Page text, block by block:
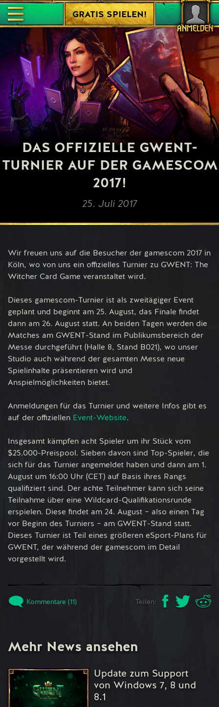
ANMELDEN
GRATIS SPIELEN!
DAS OFFIZIELLE GWENT-
TURNIER AUF DER GAMESCOM
2017!
25. Juli 2017
Wir freuen uns auf die Besucher der gamescom 2017 in
Köln, wo von uns ein offizielles Turnier zu GWENT: The
Witcher Card Game veranstaltet wird.
Dieses gamescom-Turnier ist als zweitägiger Event
geplant und beginnt am 25. August, das Finale findet
dann am 26. August statt. An beiden Tagen werden die
Matches am GWENT-Stand im Publikumsbereich der
Messe durchgeführt (Halle 8, Stand B021), wo unser
Studio auch während der gesamten Messe neue
Spielinhalte präsentieren wird und
Anspielmöglichkeiten bietet.
Anmeldungen für das Turnier und weitere Infos gibt es
auf der offiziellen Event-Website.
Insgesamt kämpfen acht Spieler um ihr Stück vom
$25.000-Preispool. Sieben davon sind Top-Spieler, die
sich für das Turnier angemeldet haben und dann am 1.
August um 16:00 Uhr (CET) auf Basis ihres Rangs
qualifiziert sind. Der achte Teilnehmer kann sich seine
Teilnahme über eine Wildcard-Qualifikationsrunde
erspielen. Diese findet am 24. August – also einen Tag
vor Beginn des Turniers – am GWENT-Stand statt.
Dieses Turnier ist Teil eines größeren eSport-Plans für
GWENT, der während der gamescom im Detail
vorgestellt wird.
Kommentare (11) Teilen:
Mehr News ansehen
Update zum Support
von Windows 7, 8 und
8.1